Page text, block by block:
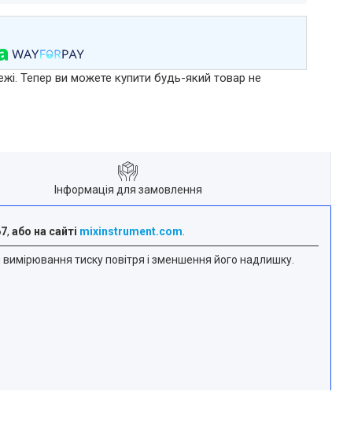
Тепер ви можете купити будь-який товар не
Інформація для замовлення
, або на сайті mixinstrument.com
тиску повітря і зменшення його надлишку.